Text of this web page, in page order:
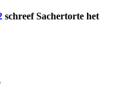
schreef Sachertorte het